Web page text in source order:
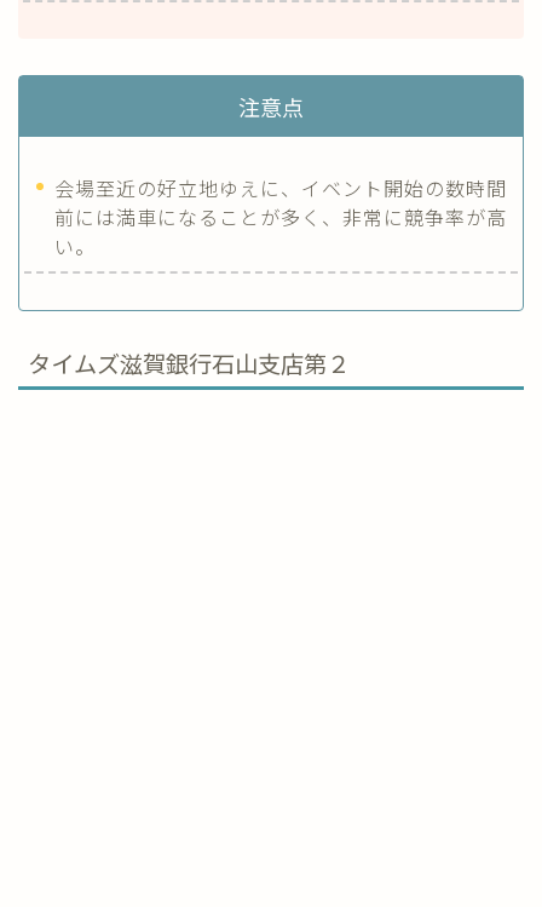
注意点
会場至近の好立地ゆえに、イベント開始の数時間
前には満車になることが多く、非常に競争率が高
い。
タイムズ滋賀銀行石山支店第２